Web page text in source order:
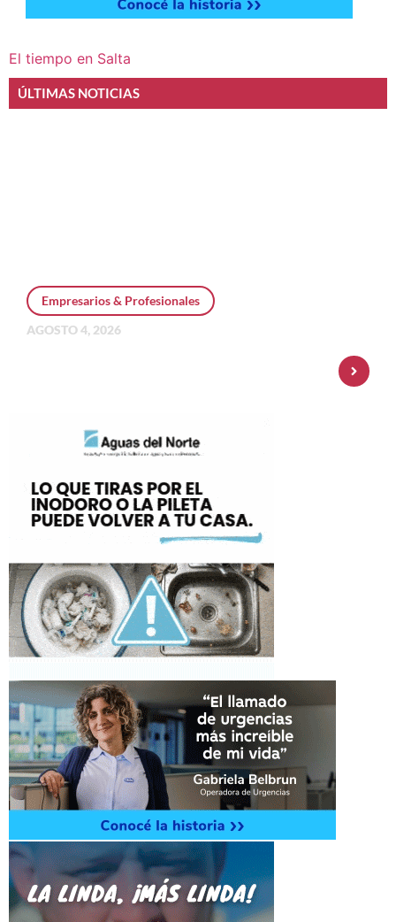
El tiempo en Salta
ÚLTIMAS NOTICIAS
Empresarios & Profesionales
AGOSTO 4, 2026